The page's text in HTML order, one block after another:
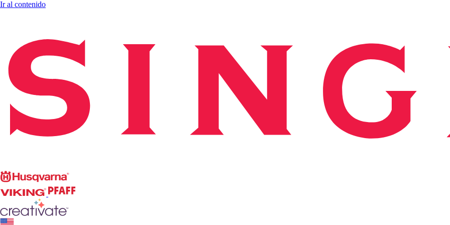
Ir al contenido
Husqvarna
Viking
PFAFF CREATIVATE